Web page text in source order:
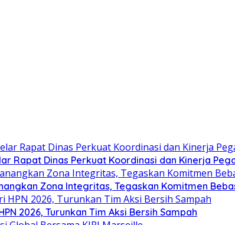
Rapat Dinas Perkuat Koordinasi dan Kinerja
Zona Integritas, Tegaskan Komitmen
2026, Turunkan Tim Aksi Bersih Sampah